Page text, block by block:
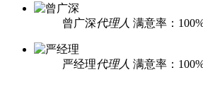
曾广深代理人 满意率：
严经理代理人 满意率：